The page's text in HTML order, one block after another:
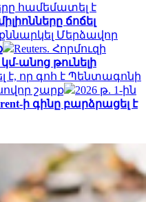
համեմատել է
ճոճել
Մերձավոր
Reuters. Հորմուզի
անոց թունելի
է, որ գոհ է Պենտագոնի
շարք
2026 թ. 1-ին
ի գինը բարձրացել է